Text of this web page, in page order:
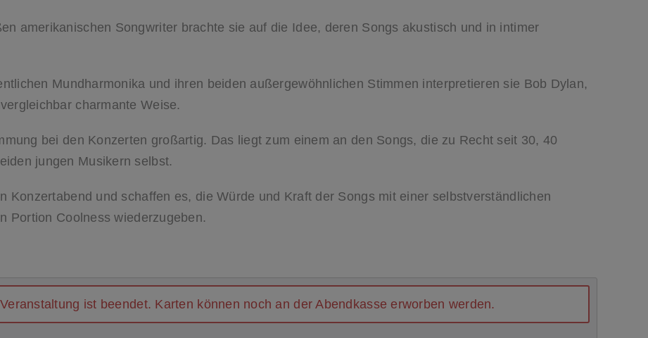
amerikanischen Songwriter brachte sie auf die Idee, deren Songs akustisch und in intimer
Mundharmonika und ihren beiden außergewöhnlichen Stimmen interpretieren sie Bob Dylan,
charmante Weise.
bei den Konzerten großartig. Das liegt zum einem an den Songs, die zu Recht seit 30, 40
jungen Musikern selbst.
Konzertabend und schaffen es, die Würde und Kraft der Songs mit einer selbstverständlichen
Portion Coolness wiederzugeben.
ist beendet. Karten können noch an der Abendkasse erworben werden.